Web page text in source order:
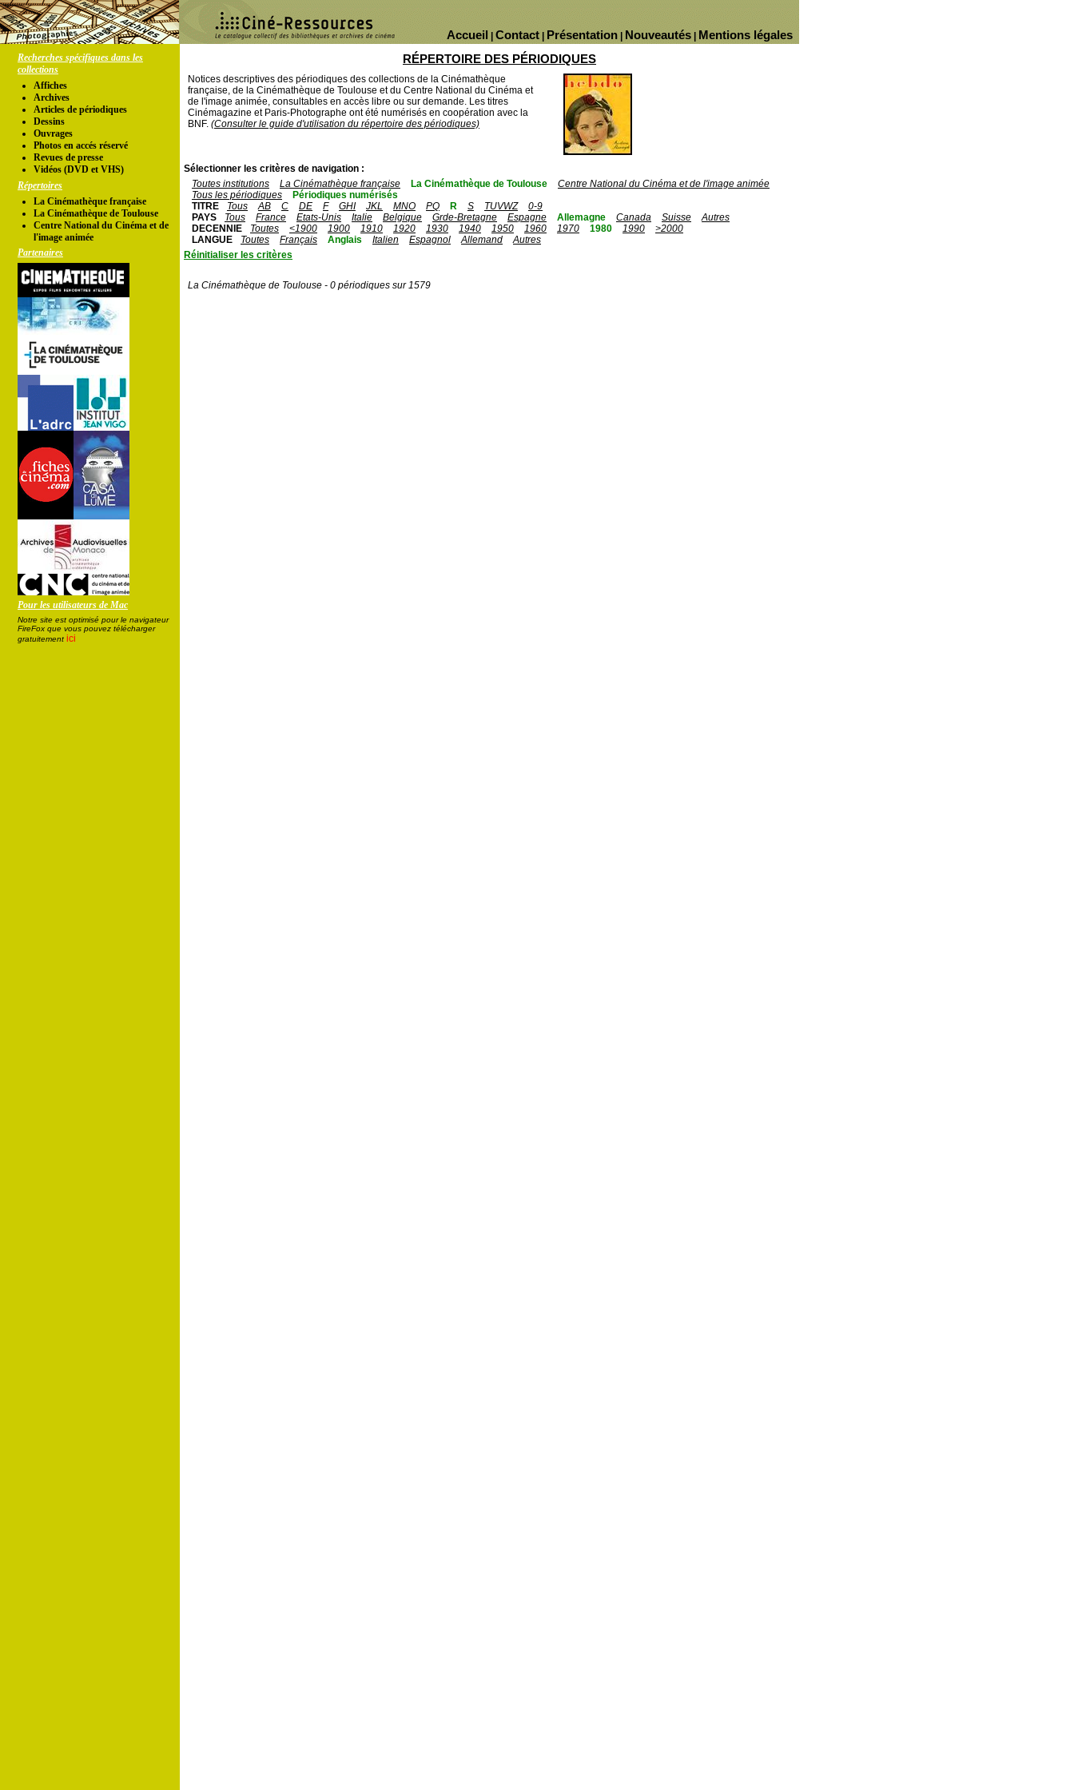
Mentions légales
Nouveautés
Présentation
Contact
Accueil
Recherches spécifiques dans les
collections
Affiches
Archives
Articles de périodiques
Dessins
Ouvrages
Photos en accés réservé
Revues de presse
Vidéos (DVD et VHS)
Répertoires
La Cinémathèque française
La Cinémathèque de Toulouse
Centre National du Cinéma et de
l'image animée
Partenaires
Pour les utilisateurs de Mac
Notre site est optimisé pour le navigateur
FireFox que vous pouvez télécharger
gratuitement ici
RÉPERTOIRE DES PÉRIODIQUES
Notices descriptives des périodiques des collections de la Cinémathèque
française, de la Cinémathèque de Toulouse et du Centre National du Cinéma et
de l'image animée, consultables en accès libre ou sur demande. Les titres
Cinémagazine et Paris-Photographe ont été numérisés en coopération avec la
BNF. (Consulter le guide d'utilisation du répertoire des périodiques)
Sélectionner les critères de navigation :
Toutes institutions
La Cinémathèque française La Cinémathèque de Toulouse
Centre National du Cinéma et de l'image animée
Tous les périodiques
Périodiques numérisés
TITRE
Tous AB C DE F GHI JKL MNO PQ R S TUVWZ
0-9
PAYS
Tous France Etats-Unis Italie Belgique Grde-Bretagne Espagne Allemagne Canada Suisse
Autres
DECENNIE
Toutes <1900 1900 1910 1920 1930 1940 1950 1960 1970 1980 1990
>2000
LANGUE
Toutes Français Anglais Italien Espagnol Allemand
Autres
Réinitialiser les critères
La Cinémathèque de Toulouse - 0 périodiques sur 1579